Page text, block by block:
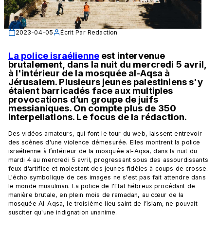
2023-04-05 Écrit Par Redaction
La police israélienne est intervenue
brutalement, dans la nuit du mercredi 5 avril,
à l'intérieur de la mosquée al-Aqsa à
Jérusalem. Plusieurs jeunes palestiniens s'y
étaient barricadés face aux multiples
provocations d’un groupe de juifs
messianiques. On compte plus de 350
interpellations. Le focus de la rédaction.
Des vidéos amateurs, qui font le tour du web, laissent entrevoir
des scènes d'une violence démesurée. Elles montrent la police
israélienne à l’intérieur de la mosquée al-Aqsa, dans la nuit du
mardi 4 au mercredi 5 avril, progressant sous des assourdissants
feux d’artifice et molestant des jeunes fidèles à coups de crosse.
L'écho symbolique de ces images ne s'est pas fait attendre dans
le monde musulman. La police de l'Etat hébreux procédant de
manière brutale, en plein mois de ramadan, au cœur de la
mosquée Al-Aqsa, le troisième lieu saint de l’islam, ne pouvait
susciter qu'une indignation unanime.